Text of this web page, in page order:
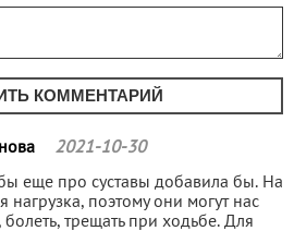
КОММЕНТАРИЙ
2021-10-30
еще про суставы добавила бы. На
нагрузка, поэтому они могут нас
болеть, трещать при ходьбе. Для